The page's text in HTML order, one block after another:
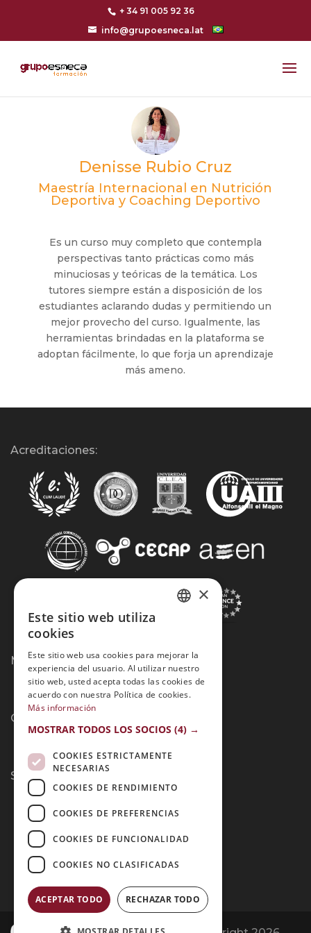
+ 34 91 005 92 36
info@grupoesneca.lat
Denisse Rubio Cruz
Maestría Internacional en Nutrición
Deportiva y Coaching Deportivo
Es un curso muy completo que contempla
perspectivas tanto prácticas como más
minuciosas y teóricas de la temática. Los
tutores siempre están a disposición de los
estudiantes aclarando dudas y permitiendo un
mejor provecho del curso. Igualmente, las
herramientas brindadas en la plataforma se
adoptan fácilmente, lo que forja un aprendizaje
más ameno.
Acreditaciones:
Métodos de Pago:
Contacto:
Síguenos:
×
Este sitio web utiliza
cookies
Este sitio web usa cookies para mejorar la
experiencia del usuario. Al utilizar nuestro
sitio web, usted acepta todas las cookies de
acuerdo con nuestra Política de cookies.
Más información
MOSTRAR TODOS LOS SOCIOS (4) →
COOKIES ESTRICTAMENTE
NECESARIAS
COOKIES DE RENDIMIENTO
COOKIES DE PREFERENCIAS
COOKIES DE FUNCIONALIDAD
COOKIES NO CLASIFICADAS
ACEPTAR TODO RECHAZAR TODO